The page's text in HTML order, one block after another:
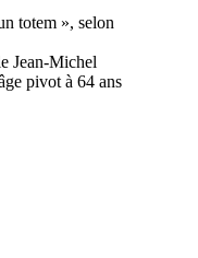
Jean-Michel
pivot à 64 ans